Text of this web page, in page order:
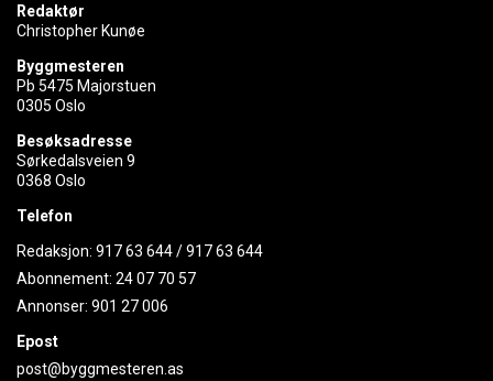
Redaktør
Christopher Kunøe
Byggmesteren
Pb 5475 Majorstuen
0305 Oslo
Besøksadresse
Sørkedalsveien 9
0368 Oslo
Telefon
Redaksjon: 917 63 644/917 63 644
Abonnement: 24 07 70 57
Annonser: 901 27 006
Epost
post@byggmesteren.as